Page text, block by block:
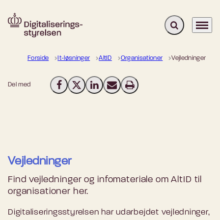
Gå til forsiden Fold søgefelt
Menu
Forside It-løsninger AltID Organisationer Vejledninger
Del med Del på Facebook
Del på X (Twitter)
Del på LinkedIn
Send email
Print
Vejledninger
Find vejledninger og infomateriale om AltID til
organisationer her.
Digitaliseringsstyrelsen har udarbejdet vejledninger,